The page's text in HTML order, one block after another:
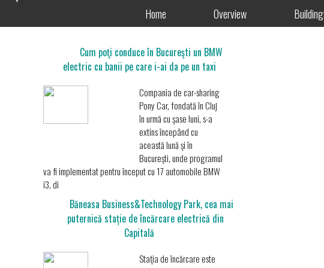
Home Overview
Cum poţi conduce în Bucureşti un BMW
electric cu banii pe care i-ai da pe un taxi
Compania de car-sharing
Pony Car, fondată în Cluj
în urmă cu şase luni, s-a
extins începând cu
această lună şi în
Bucureşti, unde programul
va fi implementat pentru început cu 17 automobile BMW
i3, di
Băneasa Business&Technology Park, cea mai
puternică stație de încărcare electrică din
Capitală
Staţia de încărcare este